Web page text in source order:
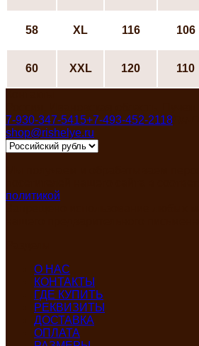
58 ХL 116 106
60 XXL 120 110
7-930-347-5415+7-493-452-2118
shop@rishelye.ru
политикой
О НАС
КОНТАКТЫ
ГДЕ КУПИТЬ
РЕКВИЗИТЫ
ДОСТАВКА
ОПЛАТА